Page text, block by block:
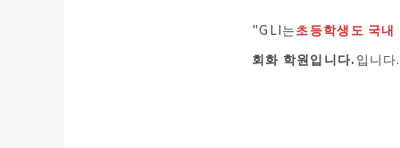
"GLI는초등학생도 국
회화 학원입니다. 입니다.